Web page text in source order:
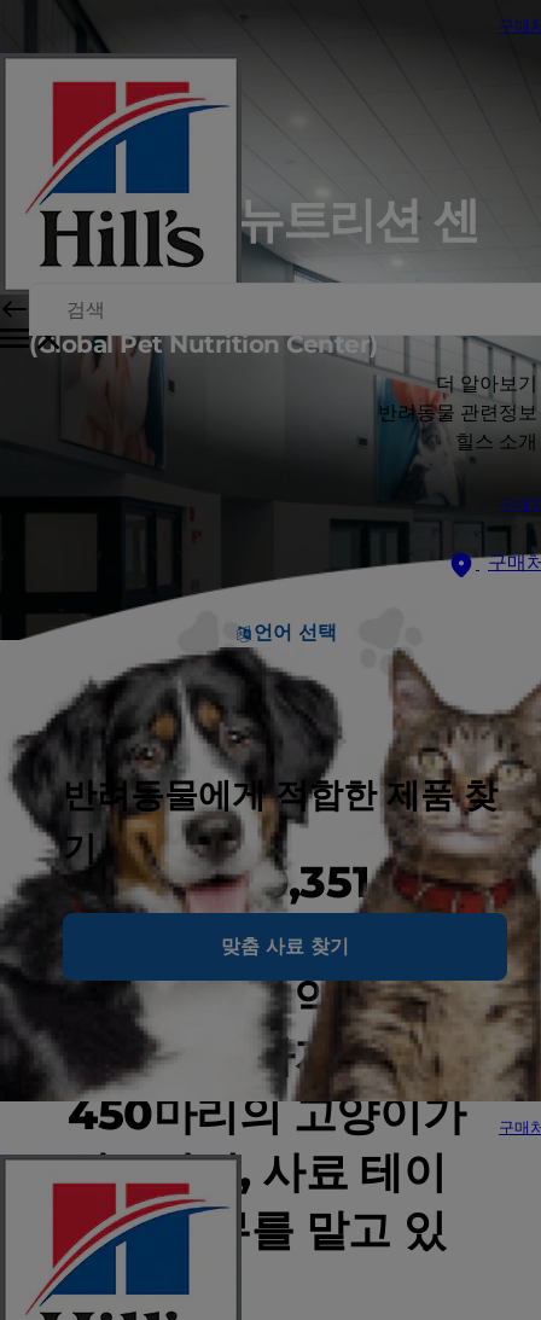
구매
더 알아보기
반려동물 관련정보
힐스 소개
구매
구매
언어 선택
반려동물에게 적합한 제품 찾
기
맞춤 사료 찾기
구매
글로벌 펫 뉴트리션 센
터
(Global Pet Nutrition Center)
힐스의 220,351 평
규모의 펫 뉴트리션
센터에서는 약 450
마리의 강아지와,
450마리의 고양이가
상주하며, 사료 테이
스팅 업무를 맡고 있
습니다.